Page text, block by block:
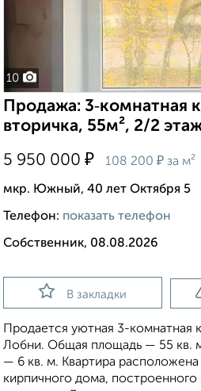
10
Продажа: 3‑комнатная
вторичка, 55м², 2/2
5 950 000 ₽ 108 200 ₽ за м²
мкр. Южный, 40 лет Октября 5
Телефон: показать телефон
Собственник, 08.08.2026
В закладки
Продается уютная 3-комнатная
Лобни. Общая площадь — 55 кв.
— 6 кв. м. Квартира
кирпичного дома, построенного